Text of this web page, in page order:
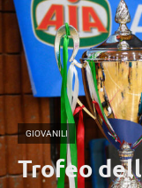
GIOVANILI
Trofeo